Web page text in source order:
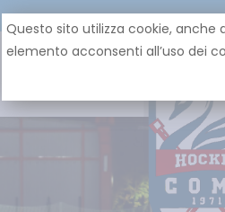
Questo sito utilizza cookie,
elemento acconsenti all’uso dei